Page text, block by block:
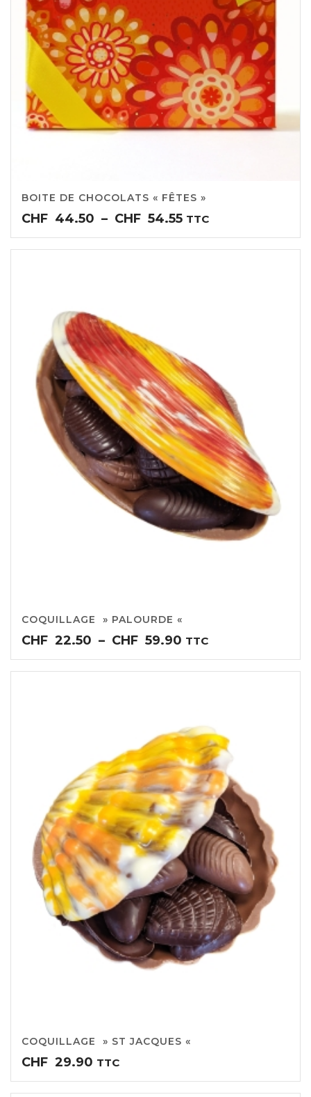
BOITE DE CHOCOLATS « FÊTES »
CHF 44.50 – CHF 54.55Plage
de
prix :
TTC
COQUILLAGE » PALOURDE «
CHF 22.50 – CHF 59.90 Plage
de
prix :
TTC
COQUILLAGE » ST JACQUES «
CHF 29.90 TTC